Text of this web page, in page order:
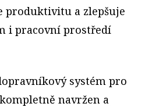
produktivitu a zlepšuje
i pracovní prostředí
systém pro
navržen a